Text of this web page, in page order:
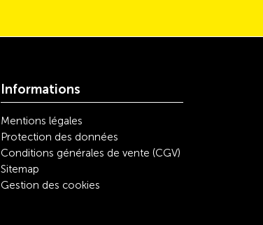
Informations
Mentions légales
Protection des données
Conditions générales de vente (CGV)
Sitemap
Gestion des cookies